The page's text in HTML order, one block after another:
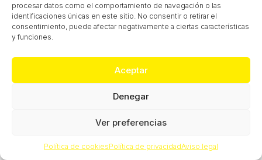
procesar datos como el comportamiento de navegación o las
identificaciones únicas en este sitio. No consentir o retirar el
consentimiento, puede afectar negativamente a ciertas características
y funciones.
Aceptar
Denegar
Ver preferencias
Política de cookiesPolítica de privacidadAviso legal